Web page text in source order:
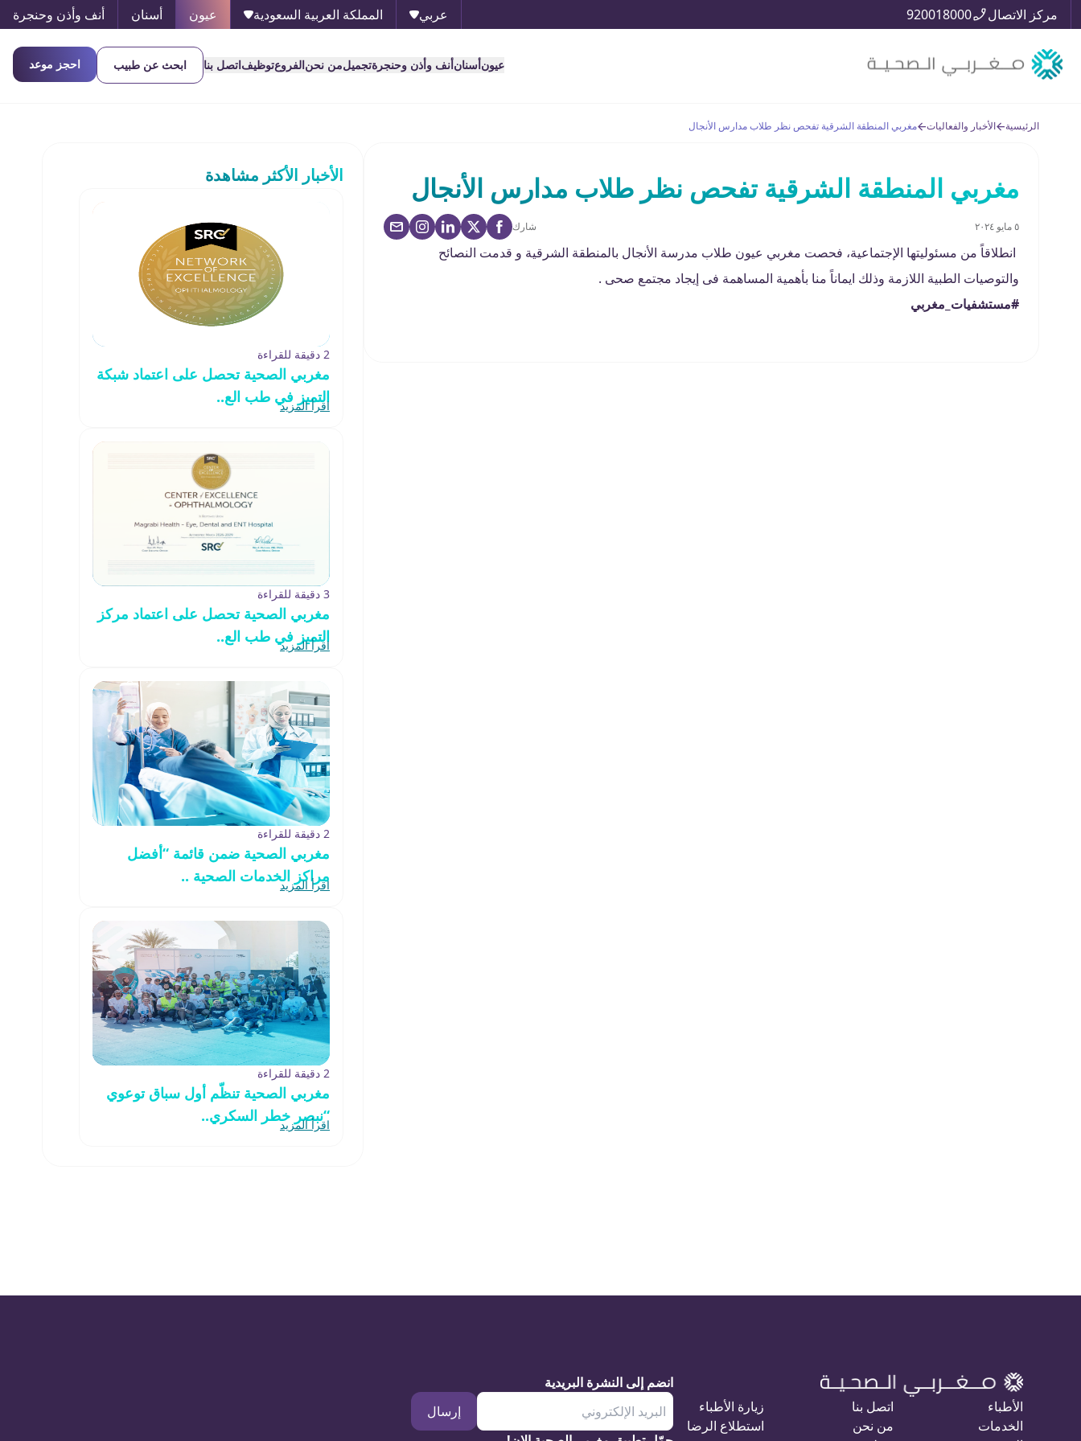
مركز الاتصال 920018000 عربي المملكة العربية السعودية عيون أسنان أنف وأذن وحنجرة
عيونأسنانأنف وأذن وحنجرةتجميلمن نحنالفروعتوظيفاتصل بنا ابحث عن طبيب احجز موعد
الرئيسية الأخبار والفعاليات مغربي المنطقة الشرقية تفحص نظر طلاب مدارس الأنجال
مغربي المنطقة الشرقية تفحص نظر طلاب مدارس الأنجال
٥ مايو ٢٠٢٤ شارك
انطلاقاً من مسئوليتها الإجتماعية، فحصت مغربي عيون طلاب مدرسة الأنجال بالمنطقة الشرقية و قدمت النصائح
والتوصيات الطبية اللازمة وذلك ايماناً منا بأهمية المساهمة فى إيجاد مجتمع صحى .
#مستشفيات_مغربي
الأخبار الأكثر مشاهدة
2 دقيقة للقراءة
مغربي الصحية تحصل على اعتماد شبكة
التميز في طب الع..
اقرأ المزيد
3 دقيقة للقراءة
مغربي الصحية تحصل على اعتماد مركز
التميز في طب الع..
اقرأ المزيد
2 دقيقة للقراءة
مغربي الصحية ضمن قائمة “أفضل
مراكز الخدمات الصحية ..
اقرأ المزيد
2 دقيقة للقراءة
مغربي الصحية تنظّم أول سباق توعوي
“نبصر خطر السكري..
اقرأ المزيد
الأطباء
الخدمات
اتصل بنا
من نحن
زيارة الأطباء
استطلاع الرضا
انضم إلى النشرة البريدية
إرسال